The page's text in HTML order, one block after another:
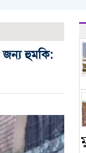
জন্য হুমকি: